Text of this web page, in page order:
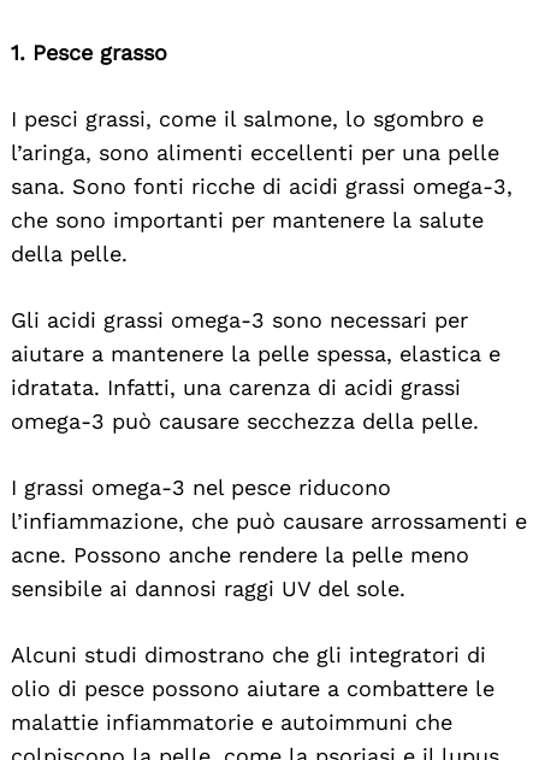
1. Pesce grasso
I pesci grassi, come il salmone, lo sgombro e
l’aringa, sono alimenti eccellenti per una pelle
sana. Sono fonti ricche di acidi grassi omega-3,
che sono importanti per mantenere la salute
della pelle.
Gli acidi grassi omega-3 sono necessari per
aiutare a mantenere la pelle spessa, elastica e
idratata. Infatti, una carenza di acidi grassi
omega-3 può causare secchezza della pelle.
I grassi omega-3 nel pesce riducono
l’infiammazione, che può causare arrossamenti e
acne. Possono anche rendere la pelle meno
sensibile ai dannosi raggi UV del sole.
Alcuni studi dimostrano che gli integratori di
olio di pesce possono aiutare a combattere le
malattie infiammatorie e autoimmuni che